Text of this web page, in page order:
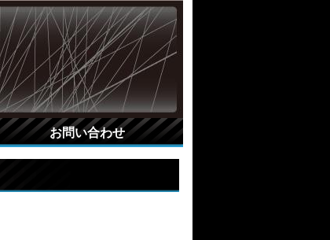
お問い合わせ